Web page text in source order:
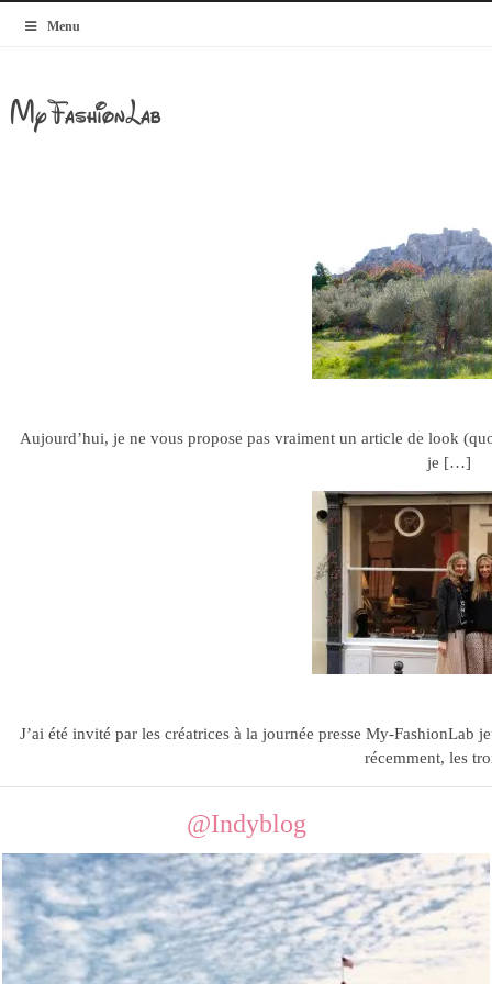
Menu
MyBlogMode
MyFashionLab
Aujourd’hui, je ne vous propose pas vraiment un article de look
je […]
J’ai été invité par les créatrices à la journée presse My-
récemment, les
@Indyblog